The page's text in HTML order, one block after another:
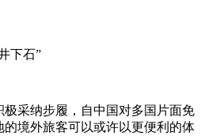
下石”
采纳步履，自中国对多国片面免
境外旅客可以或许以更便利的体